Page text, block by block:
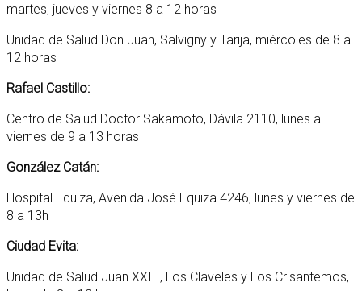
martes, jueves y viernes 8 a 12 horas
Unidad de Salud Don Juan, Salvigny y Tarija, miércoles de 8 a
12 horas
Rafael Castillo:
Centro de Salud Doctor Sakamoto, Dávila 2110, lunes a
viernes de 9 a 13 horas
González Catán:
Hospital Equiza, Avenida José Equiza 4246, lunes y viernes de
8 a 13h
Ciudad Evita:
Unidad de Salud Juan XXIII, Los Claveles y Los Crisantemos,